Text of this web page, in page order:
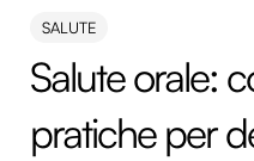
SALUTE
Salute orale:
pratiche per